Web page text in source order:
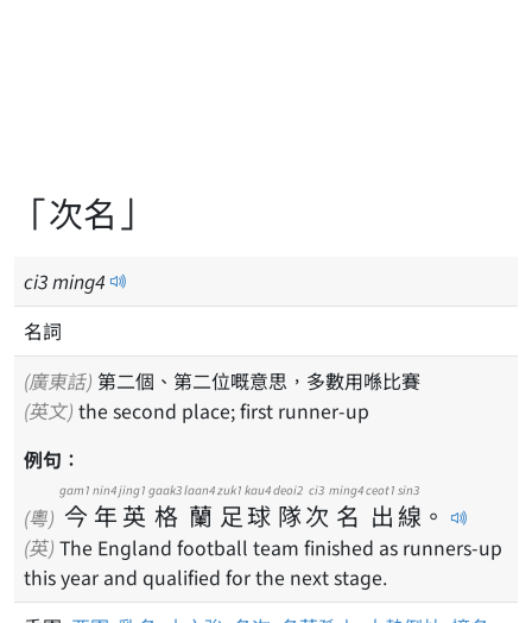
「次名」
ci3ming4
名詞
(廣東話) 第二個、第二位嘅意思，多數用喺比賽
(英文) the second place; first runner-up
例句：
(粵) 今
gam1
年
nin4
英
jing1
格
gaak3
蘭
laan4
足
zuk1
球
kau4
隊
deoi2
次
ci3
名
ming4
出
ceot1
線
sin3
。
(英) The England football team finished as runners-up
this year and qualified for the next stage.